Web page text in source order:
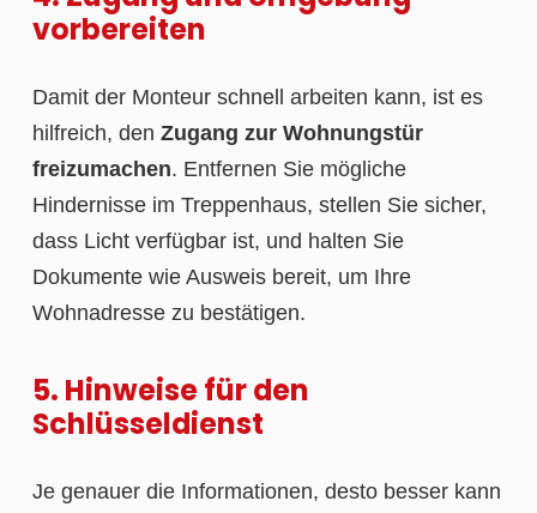
vorbereiten
Damit der Monteur schnell arbeiten kann, ist es
hilfreich, den Zugang zur Wohnungstür
freizumachen. Entfernen Sie mögliche
Hindernisse im Treppenhaus, stellen Sie sicher,
dass Licht verfügbar ist, und halten Sie
Dokumente wie Ausweis bereit, um Ihre
Wohnadresse zu bestätigen.
5. Hinweise für den
Schlüsseldienst
Je genauer die Informationen, desto besser kann